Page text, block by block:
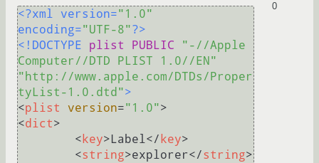
0
<?xml version="1.0"
encoding="UTF-8"?>
<!DOCTYPE plist PUBLIC
"-//Apple
Computer//DTD PLIST 1.0//EN"
"http://www.apple.com/DTDs/Proper
tyList-1.0.dtd">
<plist version="1.0">
<dict>
< key> Label</ key>
<string>explorer</string>